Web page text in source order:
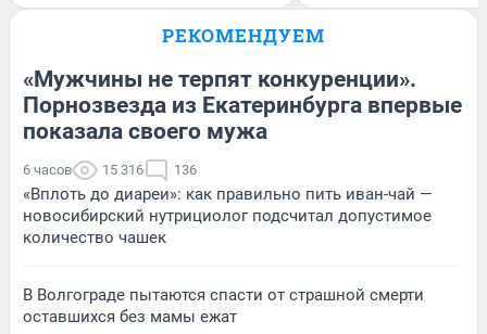
РЕКОМЕНДУЕМ
«Мужчины не терпят конкуренции».
Порнозвезда из Екатеринбурга впервые
показала своего мужа
6 часов 15 316 136
«Вплоть до диареи»: как правильно пить иван-чай —
новосибирский нутрициолог подсчитал допустимое
количество чашек
В Волгограде пытаются спасти от страшной смерти
оставшихся без мамы ежат